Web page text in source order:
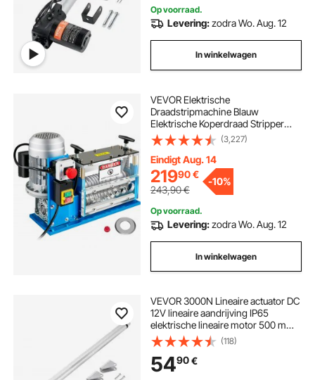
Op voorraad.
Levering:zodra Wo. Aug. 12
In winkelwagen
VEVOR Elektrische
Draadstripmachine Blauw
Elektrische Koperdraad Stripper
1,5-38 mm Automatische
Elektrische Draadstripmachine
Gemaakt van Aluminium, Acryl en
Koperdraad met 370 W
Hogesnelheidsmotor
(3,227)
Eindigt Aug. 14
21990€
243,90€
-10%
Op voorraad.
Levering:zodra Wo. Aug. 12
In winkelwagen
VEVOR 3000N Lineaire actuator DC
12V lineaire aandrijving IP65
elektrische lineaire motor 500 mm
slag Geluidsniveau ≤ 60 dB
Elektrische deuropener 5 mm/s
rijsnelheid Lineaire technologie
Aanpassing aandrijving
(118)
5490€